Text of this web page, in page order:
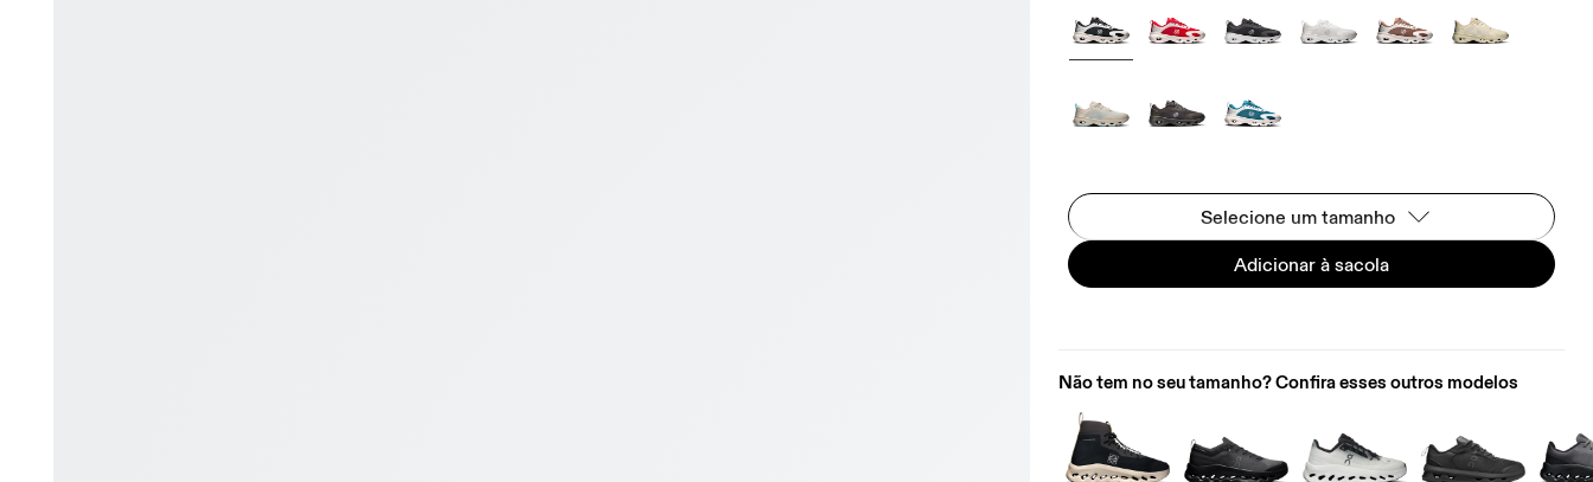
Selecione um tamanho
Adicionar à sacola
Não tem no seu tamanho? Confira esses outros modelos